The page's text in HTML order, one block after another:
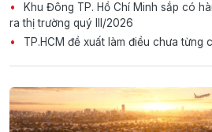
Khu Đông TP. Hồ Chí Minh sắp có
ra thị trường quý III/2026
TP.HCM đề xuất làm điều chưa